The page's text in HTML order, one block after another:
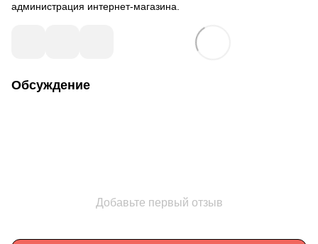
администрация интернет-магазина.
Обсуждение
Добавьте первый отзыв